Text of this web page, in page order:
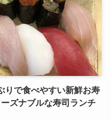
りで食べやすい新鮮お寿
ズナブルな寿司ランチ